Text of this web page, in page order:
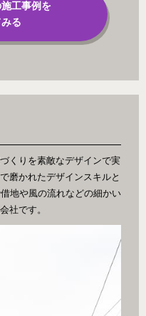
工事例を
る
くりを素敵なデザインで実
磨かれたデザインスキルと
地や風の流れなどの細かい
社です。